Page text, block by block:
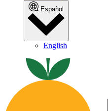
Español
English